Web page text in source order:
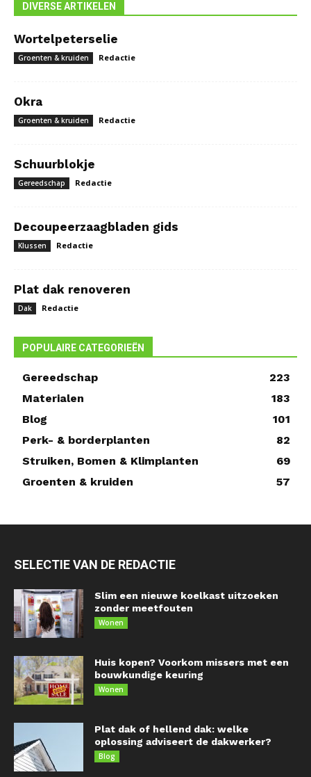
DIVERSE ARTIKELEN
Wortelpeterselie
Groenten & kruiden Redactie
Okra
Groenten & kruiden Redactie
Schuurblokje
Gereedschap Redactie
Decoupeerzaagbladen gids
Klussen Redactie
Plat dak renoveren
Dak Redactie
POPULAIRE CATEGORIEËN
Gereedschap
223
Materialen
183
Blog
101
Perk- & borderplanten
82
Struiken, Bomen & Klimplanten
69
Groenten & kruiden
57
SELECTIE VAN DE REDACTIE
Slim een nieuwe koelkast uitzoeken
zonder meetfouten
Wonen
Huis kopen? Voorkom missers met een
bouwkundige keuring
Wonen
Plat dak of hellend dak: welke
oplossing adviseert de dakwerker?
Blog